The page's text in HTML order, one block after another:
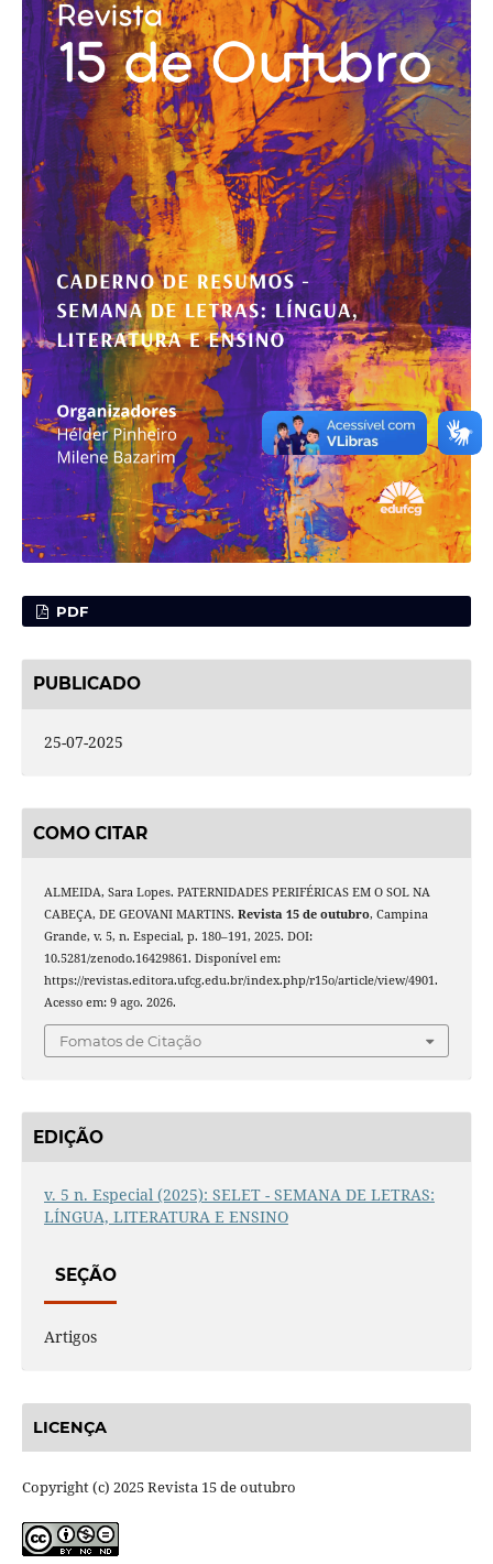
PDF
PUBLICADO
25-07-2025
COMO CITAR
ALMEIDA, Sara Lopes. PATERNIDADES PERIFÉRICAS EM O SOL NA
CABEÇA, DE GEOVANI MARTINS. Revista 15 de outubro, Campina
Grande, v. 5, n. Especial, p. 180–191, 2025. DOI:
10.5281/zenodo.16429861. Disponível em:
https://revistas.editora.ufcg.edu.br/index.php/r15o/article/view/4901.
Acesso em: 9 ago. 2026.
Fomatos de Citação
EDIÇÃO
v. 5 n. Especial (2025): SELET - SEMANA DE LETRAS:
LÍNGUA, LITERATURA E ENSINO
SEÇÃO
Artigos
LICENÇA
Copyright (c) 2025 Revista 15 de outubro